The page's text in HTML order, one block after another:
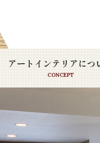
アートインテリアにつ
CONCEPT